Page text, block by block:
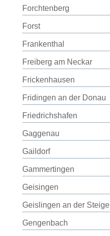
Forchtenberg
Forst
Frankenthal
Freiberg am Neckar
Frickenhausen
Fridingen an der Donau
Friedrichshafen
Gaggenau
Gaildorf
Gammertingen
Geisingen
Geislingen an der Steige
Gengenbach